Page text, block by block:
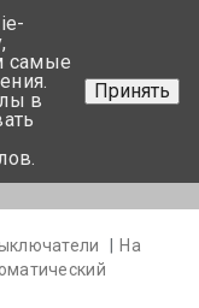
+375 17-350-99-56
+375 44-752-82-08
Задать вопрос
На
самые
в
Принять